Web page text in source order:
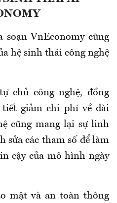
soạn VnEconomy cũng
hệ sinh thái công nghệ
chủ công nghệ, đồng
giảm chi phí về dài
cũng mang lại sự linh
sửa các tham số để làm
cậy của mô hình ngày
mật và an toàn thông